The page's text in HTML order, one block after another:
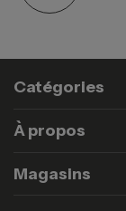
Catégories
À propos
Magasins